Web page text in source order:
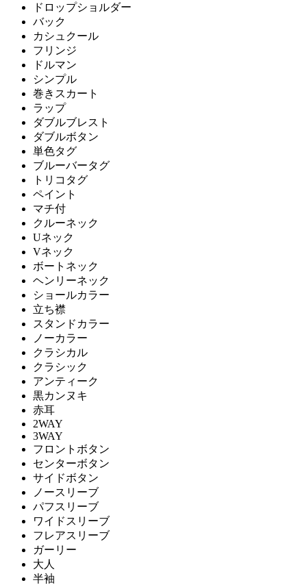
ドロップショルダー
バック
カシュクール
フリンジ
ドルマン
シンプル
巻きスカート
ラップ
ダブルブレスト
ダブルボタン
単色タグ
ブルーバータグ
トリコタグ
ペイント
マチ付
クルーネック
Uネック
Vネック
ボートネック
ヘンリーネック
ショールカラー
立ち襟
スタンドカラー
ノーカラー
クラシカル
クラシック
アンティーク
黒カンヌキ
赤耳
2WAY
3WAY
フロントボタン
センターボタン
サイドボタン
ノースリーブ
パフスリーブ
ワイドスリーブ
フレアスリーブ
ガーリー
大人
半袖